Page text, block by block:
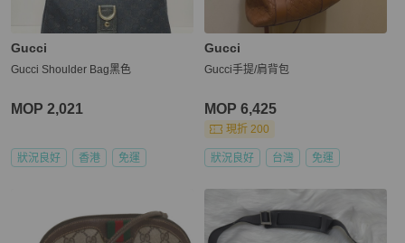
Gucci
Gucci Shoulder Bag黑色
MOP 2,021
狀況良好 香港 免運
Gucci
Gucci手提/肩背包
MOP 6,425
現折 200
狀況良好 台灣 免運